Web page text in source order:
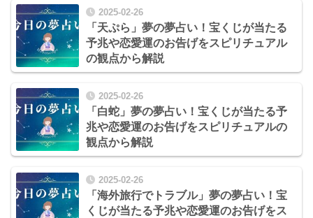
2025-02-26
「天ぷら」夢の夢占い！宝くじが当たる
予兆や恋愛運のお告げをスピリチュアル
の観点から解説
2025-02-26
「白蛇」夢の夢占い！宝くじが当たる予
兆や恋愛運のお告げをスピリチュアルの
観点から解説
2025-02-26
「海外旅行でトラブル」夢の夢占い！宝
くじが当たる予兆や恋愛運のお告げをス